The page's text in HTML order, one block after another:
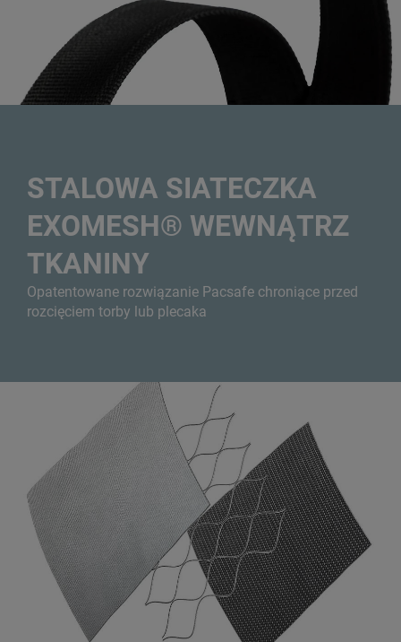
STALOWA SIATECZKA
EXOMESH® WEWNĄTRZ
TKANINY
Opatentowane rozwiązanie Pacsafe chroniące przed
rozcięciem torby lub plecaka